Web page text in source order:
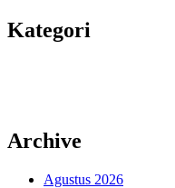
Kategori
Archive
Agustus 2026